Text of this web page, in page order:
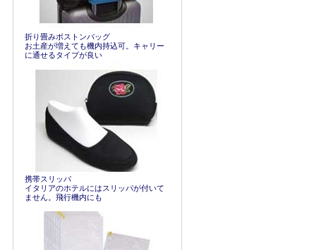
折り畳みボストンバッグ
お土産が増えても機内持込可。キャリー
に通せるタイプが良い
携帯スリッパ
イタリアのホテルにはスリッパが付いて
ません。飛行機内にも